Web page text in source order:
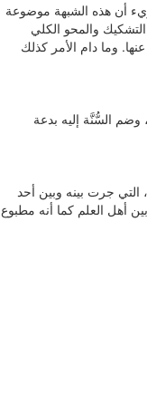
أن هذه الشبهة موضوعة
والمحو الكلي
وما دام الأمر كذلك
السُّنَّة إليه بدعة
التي جرت بينه وبين أحد
أهل العلم كما أنه مطبوع